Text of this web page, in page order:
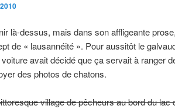
là-dessus, mais dans son affligeante
de « lausannéité ». Pour aussitôt le
voiture avait décidé que ça servait à ranger
des photos de chatons.
village de pêcheurs au bord du lac